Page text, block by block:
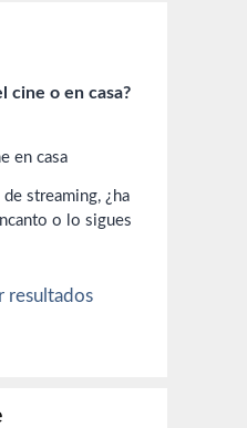
cine o en casa?
en casa
streaming, ¿ha
sigues
resultados